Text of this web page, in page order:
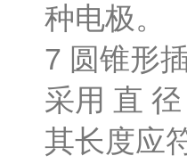
种电极。
7 圆锥形
采用 直
其长度应